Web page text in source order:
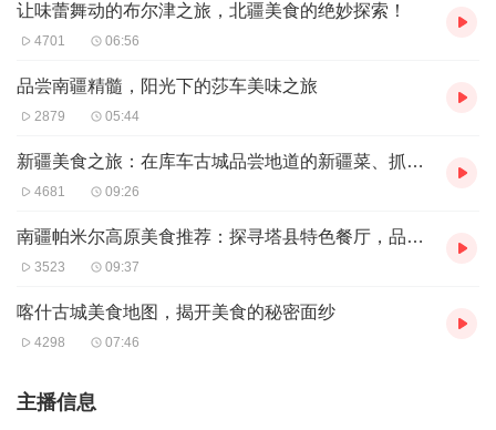
让味蕾舞动的布尔津之旅，北疆美食的绝妙探索！
4701 06:56
品尝南疆精髓，阳光下的莎车美味之旅
2879 05:44
新疆美食之旅：在库车古城品尝地道的新疆菜、抓饭等美食
4681 09:26
南疆帕米尔高原美食推荐：探寻塔县特色餐厅，品尝当地美食，感受完美南疆行程！
3523 09:37
喀什古城美食地图，揭开美食的秘密面纱
4298 07:46
主播信息